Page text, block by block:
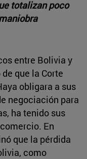
totalizan poco
entre Bolivia y
que la Corte
obligara a sus
negociación para
ha tenido sus
En
que la pérdida
como